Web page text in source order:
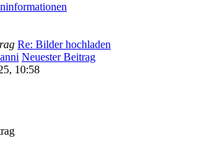
Re: Bilder hochladen
Neuester Beitrag
10:58